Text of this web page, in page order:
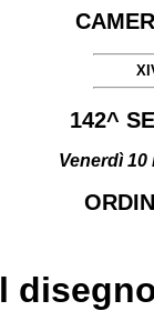
142^
Venerdì 10